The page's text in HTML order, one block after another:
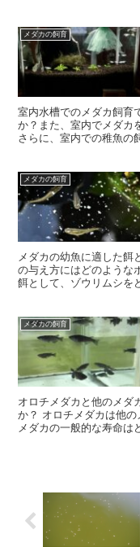
メダカの飼育
室内水槽でのメダカ飼育
か？また、室内でメダカ
さらに、室内での稚魚の
メダカの飼育
メダカの幼魚に適した餌
の与え方にはどのような
餌として、ゾウリムシを
メダカの飼育
オロチメダカと他のメダ
か？ オロチメダカは他
メダカの一般的な寿命は